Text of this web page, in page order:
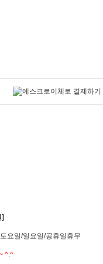
요일/일요일/공휴일휴무
^.^